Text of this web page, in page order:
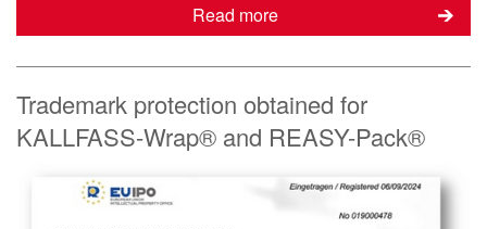
Read more
Trademark protection obtained for
KALLFASS-Wrap® and REASY-Pack®